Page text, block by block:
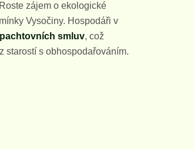
zájem o ekologické
Vysočiny. Hospodáři v
pachtovních smluv, což
starostí s obhospodařováním.